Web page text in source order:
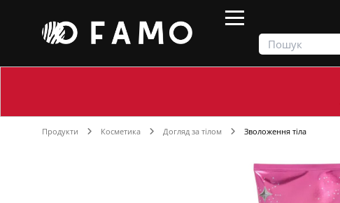
Продукти Косметика Догляд за тілом Зволоження тіла